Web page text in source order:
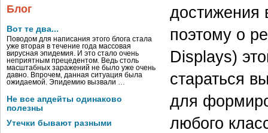
Блог
Вот те два...
Поводом для написания этого блога стала
уже вторая в течение года массовая
вирусная эпидемия. И это стало очень
неприятным прецедентом. Ведь столь
масштабных заражений не было уже очень
давно. Впрочем, данная ситуация была
ожидаемой. Эпидемию вызвали …
Не все апдейты одинаково
полезны
Утечки бывают разными
достижения
поэтому о
Displays)
стараться
для
любого